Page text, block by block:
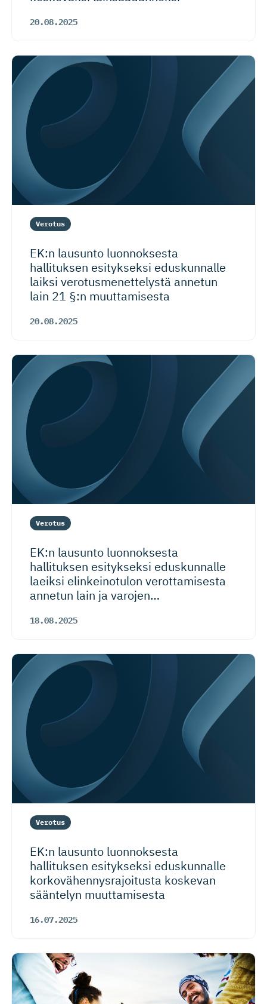
20.08.2025
Verotus
EK:n lausunto luonnoksesta
hallituksen esitykseksi eduskunnalle
laiksi verotusme­net­telystä annetun
lain 21 §:n muuttamisesta
20.08.2025
Verotus
EK:n lausunto luonnoksesta
hallituksen esitykseksi eduskunnalle
laeiksi elinkeinotulon verottamisesta
annetun lain ja varojen…
18.08.2025
Verotus
EK:n lausunto luonnoksesta
hallituksen esitykseksi eduskunnalle
korkovähen­nys­ra­joitusta koskevan
sääntelyn muuttamisesta
16.07.2025